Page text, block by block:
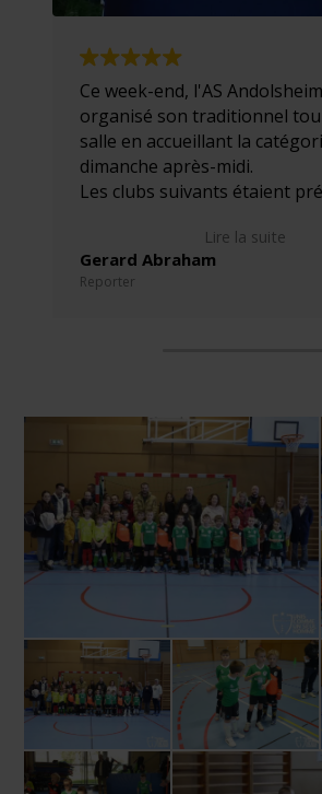
Ce week-end, l'AS
organisé son traditionnel
salle en accueillant la
dimanche après-midi.
Les clubs suivants étaient
Grussenheim, Le CS Neuhof,
et bien sûr l'AS Andolsheim.
Pour cette catégorie, aucun
Comité, remercient
équipes et leurs encadrants
déroulement du tournoi
l'ensemble des bénévoles
bonne organisation.
Allez les verts...
Allez l'ASA !
Lire la suite
Gerard Abraham
Reporter